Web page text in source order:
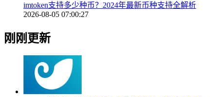
imtoken支持多少种币？2024年最新币种支持全解析
2026-08-05 07:00:27
刚刚更新